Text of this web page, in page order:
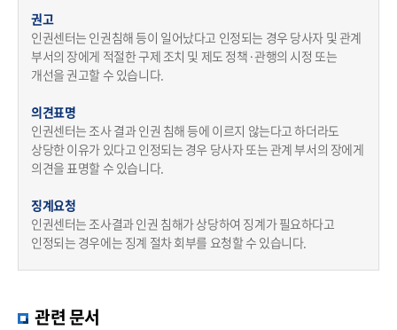
권고
인권센터는 인권침해 등이 일어났다고 인정되는 경우 당사자 및 관계
부서의 장에게 적절한 구제 조치 및 제도 정책·관행의 시정 또는
개선을 권고할 수 있습니다.
의견표명
인권센터는 조사 결과 인권 침해 등에 이르지 않는다고 하더라도
상당한 이유가 있다고 인정되는 경우 당사자 또는 관계 부서의 장에게
의견을 표명할 수 있습니다.
징계요청
인권센터는 조사결과 인권 침해가 상당하여 징계가 필요하다고
인정되는 경우에는 징계 절차 회부를 요청할 수 있습니다.
관련 문서